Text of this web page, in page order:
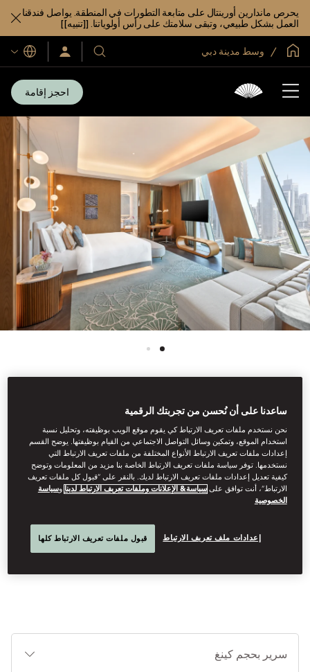
يحرص ماندارين أورينتال على متابعة التطورات في المنطقة. يواصل فندقنا
العمل بشكل طبيعي، وتبقى سلامتك على رأس أولوياتنا. [[تنبيه]]
الصفحة الرئيسية العالمية
وسط مدينة دبي
فنادقنا
ومنتجعاتنا
سجّل
الدخول/
اللغات
احجز إقامة
عرض جميع الغرف
غرفة ماندارين بإطلالة
على المدينة
على المدينة. بأناقتها المعاصرة وتجهيزاتها الفاخرة وحمّامها الفخم، تُعد
ساعدنا على أن نُحسن من تجربتك الرقمية
نحن نستخدم ملفات تعريف الارتباط كي يقوم موقع الويب بوظيفته، وتحليل نسبة
استخدام الموقع، وتمكين وسائل التواصل الاجتماعي من القيام بوظيفتها. يوضح القسم
إعدادات ملفات تعريف الارتباط الأنواع المختلفة من ملفات تعريف الارتباط التي
نستخدمها. توفر سياسة ملفات تعريف الارتباط الخاصة بنا مزيد من المعلومات وتوضح
كيفية تعديل إعدادات ملفات تعريف الارتباط لديك. بالنقر على “قبول كل ملفات تعريف
الارتباط”، أنت توافق علىسياسة& الإعلانات وملفات تعريف الارتباط لدينا وسياسة
الخصوصية
إعدادات ملف تعريف الارتباط قبول ملفات تعريف الارتباط كلها